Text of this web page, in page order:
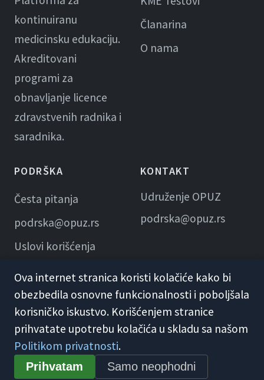
kontinuiranu
medicinsku edukaciju.
Akreditovani
programi za
obnavljanje licence
zdravstvenih radnika i
saradnika.
Članarina
O nama
PODRŠKA
Česta pitanja
podrska@opuz.rs
Uslovi korišćenja
KONTAKT
Udruženje OPUZ
podrska@opuz.rs
© 2026 KME Opuz · Udruženje OPUZ
Opšti uslovi korišćenja
Ova internet stranica koristi kolačiće kako bi
obezbedila osnovne funkcionalnosti i poboljšala
korisničko iskustvo. Korišćenjem stranice
prihvatate upotrebu kolačića u skladu sa našom
Politikom privatnosti.
Prihvatam Samo neophodni